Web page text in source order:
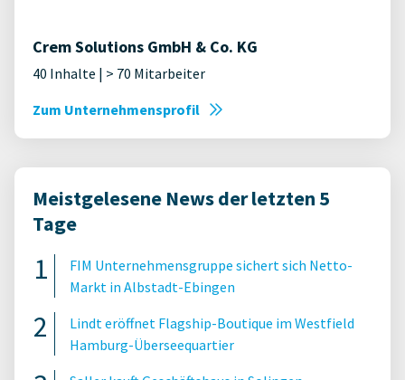
Crem Solutions GmbH & Co. KG
40 Inhalte | > 70 Mitarbeiter
Zum Unternehmensprofil
Meistgelesene News der letzten 5
Tage
FIM Unternehmensgruppe sichert sich Netto-
Markt in Albstadt-Ebingen
Lindt eröffnet Flagship-Boutique im Westfield
Hamburg-Überseequartier